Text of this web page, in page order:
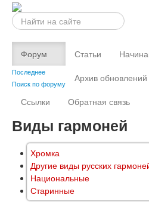
Искать...
Форум
Последнее
Поиск по форуму
Статьи
Архив обновлений
Ссылки
Обратная связь
Виды гармоней
Хромка
Другие виды русских
Национальные
Старинные